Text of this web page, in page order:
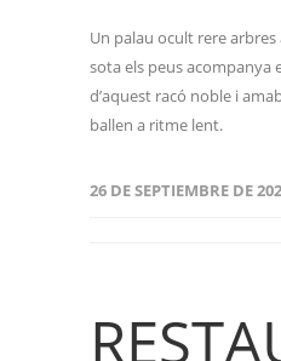
Un palau ocult rere arbres
sota els peus acompanya
d’aquest racó noble i
ballen a ritme lent.
26 DE SEPTIEMBRE DE